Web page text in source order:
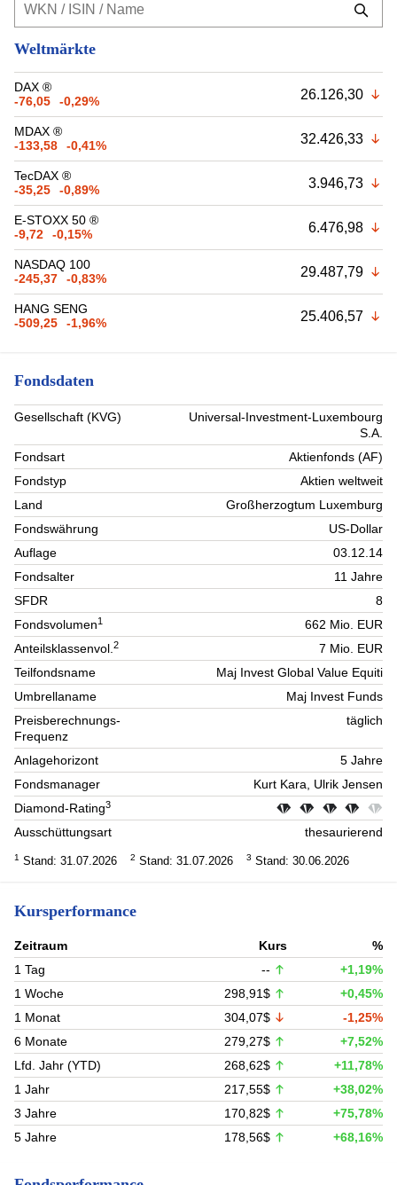
Weltmärkte
DAX ®
-76,05
-0,29% 26.126,30
MDAX ®
-133,58
-0,41% 32.426,33
TecDAX ®
-35,25
-0,89% 3.946,73
E-STOXX 50 ®
-9,72
-0,15% 6.476,98
NASDAQ 100
-245,37
-0,83% 29.487,79
HANG SENG
-509,25
-1,96% 25.406,57
Fondsdaten
Gesellschaft (KVG)
Universal-Investment-Luxembourg
S.A.
Fondsart
Aktienfonds (AF)
Fondstyp
Aktien weltweit
Land
Großherzogtum Luxemburg
Fondswährung
US-Dollar
Auflage
03.12.14
Fondsalter
11 Jahre
SFDR
8
Fondsvolumen1
662 Mio. EUR
Anteilsklassenvol.2
7 Mio. EUR
Teilfondsname
Maj Invest Global Value Equiti
Umbrellaname
Maj Invest Funds
Preisberechnungs-
Frequenz
täglich
Anlagehorizont
5 Jahre
Fondsmanager
Kurt Kara, Ulrik Jensen
Diamond-Rating3
Ausschüttungsart thesaurierend
1 Stand: 31.07.2026 2 Stand: 31.07.2026 3 Stand: 30.06.2026
Kursperformance
Zeitraum Kurs
%
1 Tag
--
+1,19%
1 Woche
298,91$
+0,45%
1 Monat
304,07$
-1,25%
6 Monate
279,27$
+7,52%
Lfd. Jahr (YTD)
268,62$
+11,78%
1 Jahr
217,55$
+38,02%
3 Jahre
170,82$
+75,78%
5 Jahre
178,56$ +68,16%